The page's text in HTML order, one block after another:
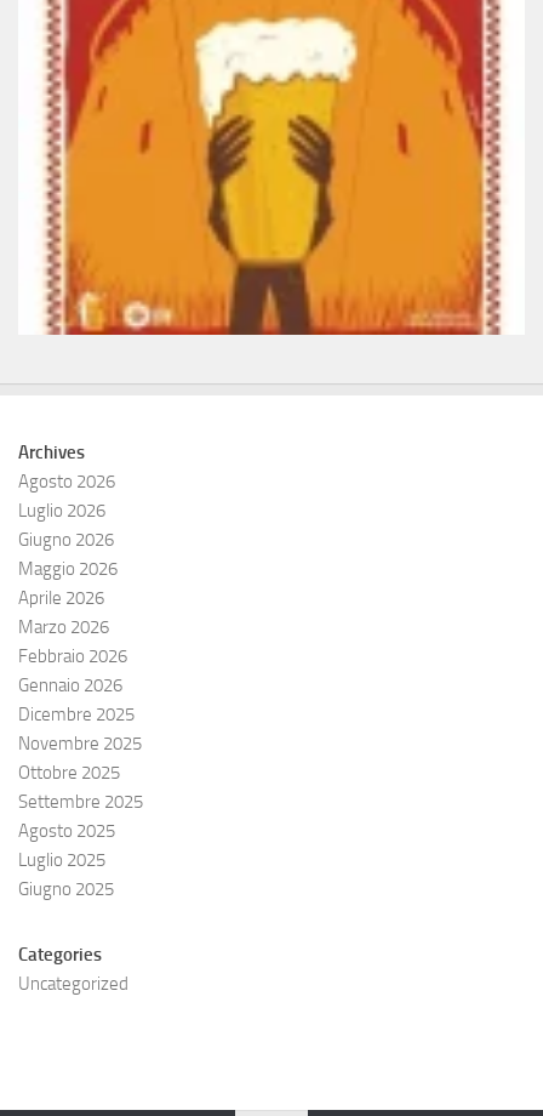
Archives
Agosto 2026
Luglio 2026
Giugno 2026
Maggio 2026
Aprile 2026
Marzo 2026
Febbraio 2026
Gennaio 2026
Dicembre 2025
Novembre 2025
Ottobre 2025
Settembre 2025
Agosto 2025
Luglio 2025
Giugno 2025
Categories
Uncategorized